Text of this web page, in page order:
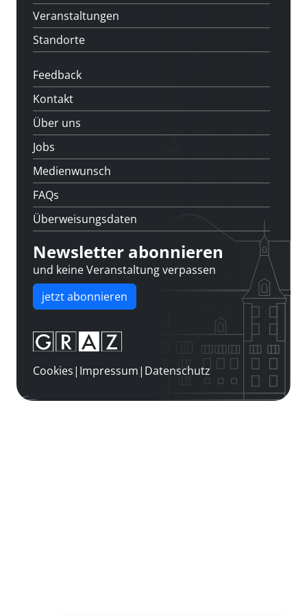
Veranstaltungen
Standorte
Feedback
Kontakt
Über uns
Jobs
Medienwunsch
FAQs
Überweisungsdaten
Newsletter abonnieren
und keine Veranstaltung verpassen
jetzt abonnieren
Cookies| Impressum| Datenschutz